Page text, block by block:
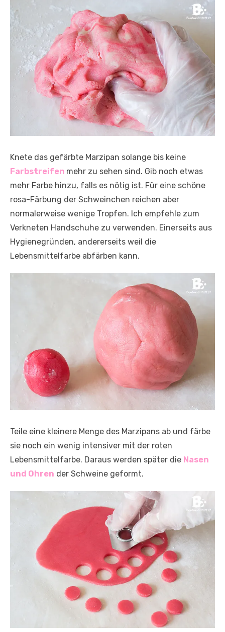
Knete das gefärbte Marzipan solange bis keine
Farbstreifen mehr zu sehen sind. Gib noch etwas
mehr Farbe hinzu, falls es nötig ist. Für eine schöne
rosa-Färbung der Schweinchen reichen aber
normalerweise wenige Tropfen. Ich empfehle zum
Verkneten Handschuhe zu verwenden. Einerseits aus
Hygienegründen, andererseits weil die
Lebensmittelfarbe abfärben kann.
Teile eine kleinere Menge des Marzipans ab und färbe
sie noch ein wenig intensiver mit der roten
Lebensmittelfarbe. Daraus werden später die Nasen
und Ohren der Schweine geformt.